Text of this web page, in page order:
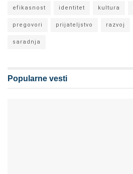
efikasnost identitet kultura
pregovori prijateljstvo razvoj
saradnja
Popularne vesti